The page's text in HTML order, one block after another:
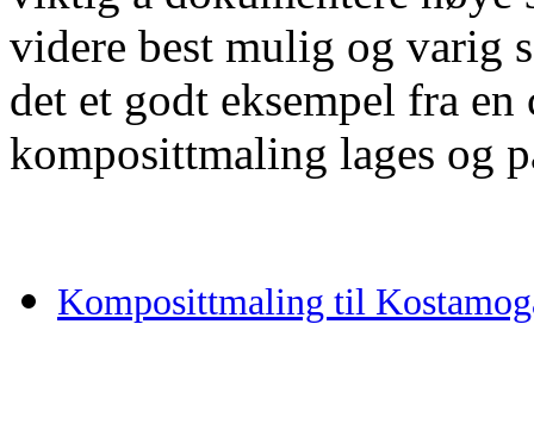
videre best mulig og varig
det et godt eksempel fra
komposittmaling lages og
Komposittmaling til